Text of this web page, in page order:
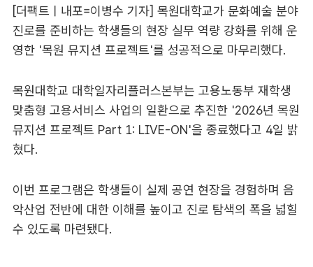
[더팩트ㅣ내포=이병수 기자] 목원대학교가 문화예술 분야
진로를 준비하는 학생들의 현장 실무 역량 강화를 위해 운
영한 '목원 뮤지션 프로젝트'를 성공적으로 마무리했다.
목원대학교 대학일자리플러스본부는 고용노동부 재학생
맞춤형 고용서비스 사업의 일환으로 추진한 '2026년 목원
뮤지션 프로젝트 Part 1: LIVE-ON'을 종료했다고 4일 밝
혔다.
이번 프로그램은 학생들이 실제 공연 현장을 경험하며 음
악산업 전반에 대한 이해를 높이고 진로 탐색의 폭을 넓힐
수 있도록 마련됐다.